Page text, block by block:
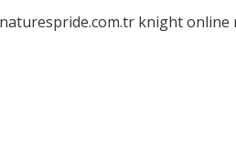
knight online